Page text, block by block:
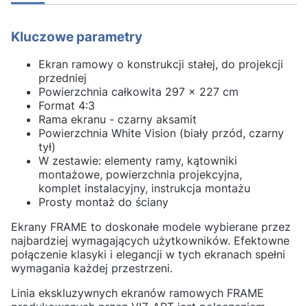
Kluczowe parametry
Ekran ramowy o konstrukcji stałej, do projekcji
przedniej
Powierzchnia całkowita 297 x 227 cm
Format 4:3
Rama ekranu - czarny aksamit
Powierzchnia White Vision (biały przód, czarny
tył)
W zestawie: elementy ramy, kątowniki
montażowe, powierzchnia projekcyjna,
komplet instalacyjny, instrukcja montażu
Prosty montaż do ściany
Ekrany FRAME to doskonałe modele wybierane przez
najbardziej wymagających użytkowników. Efektowne
połączenie klasyki i elegancji w tych ekranach spełni
wymagania każdej przestrzeni.
Linia ekskluzywnych ekranów ramowych FRAME